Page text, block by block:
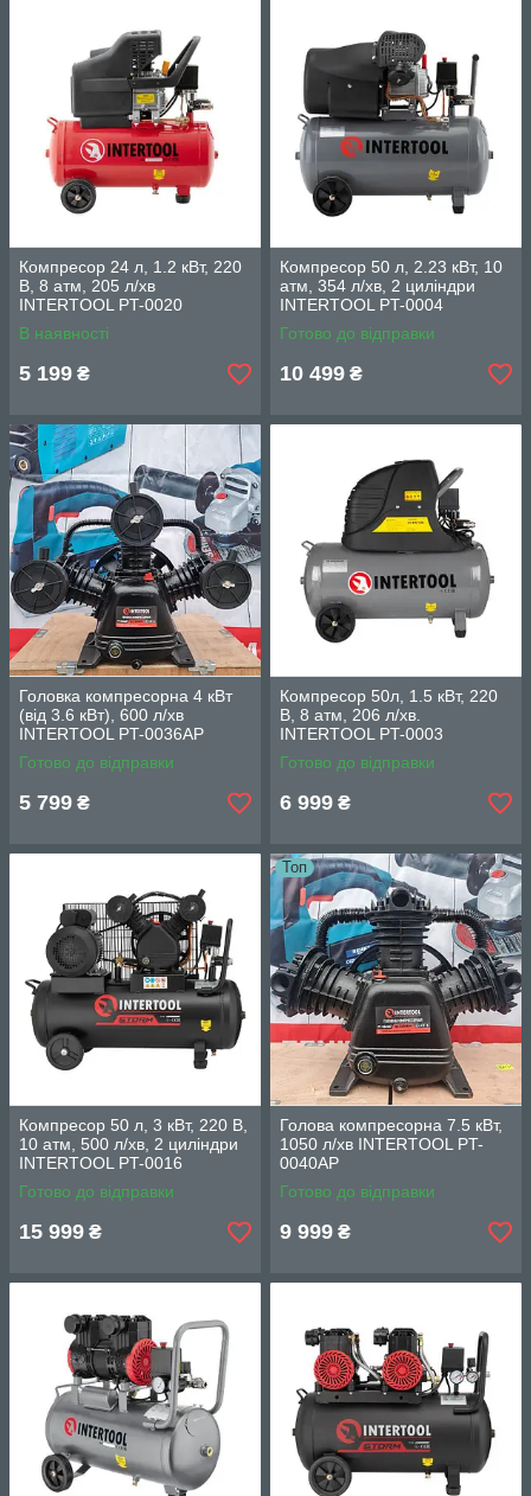
Компресор 24 л, 1.2 кВт, 220
В, 8 атм, 205 л/хв
INTERTOOL PT-0020
В наявності
5 199 ₴
Компресор 50 л, 2.23 кВт, 10
атм, 354 л/хв, 2 циліндри
INTERTOOL PT-0004
Готово до відправки
10 499 ₴
Головка компресорна 4 кВт
(від 3.6 кВт), 600 л/хв
INTERTOOL PT-0036AP
Готово до відправки
5 799 ₴
Компресор 50л, 1.5 кВт, 220
В, 8 aтм, 206 л/хв.
INTERTOOL PT-0003
Готово до відправки
6 999 ₴
Компресор 50 л, 3 кВт, 220 В,
10 атм, 500 л/хв, 2 циліндри
INTERTOOL PT-0016
Готово до відправки
15 999 ₴
Топ
Голова компресорна 7.5 кВт,
1050 л/хв INTERTOOL PT-
0040AP
Готово до відправки
9 999 ₴